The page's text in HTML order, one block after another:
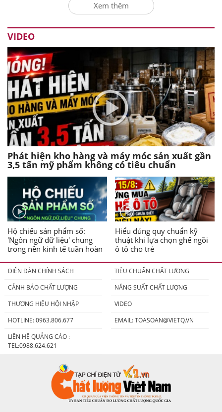
Xem thêm
VIDEO
Phát hiện kho hàng và máy móc sản xuất gần
3,5 tấn mỹ phẩm không có tiêu chuẩn
Hộ chiếu sản phẩm số:
'Ngôn ngữ dữ liệu' chung
trong nền kinh tế tuần hoàn
Hiểu đúng quy chuẩn kỹ
thuật khi lựa chọn ghế ngồi
ô tô cho trẻ
DIỄN ĐÀN CHÍNH SÁCH
TIÊU CHUẨN CHẤT LƯỢNG
CẢNH BÁO CHẤT LƯỢNG
NĂNG SUẤT CHẤT LƯỢNG
THƯƠNG HIỆU HỘI NHẬP
VIDEO
HOTLINE: 0963.806.677
EMAIL:TOASOAN@VIETQ.VN
LIÊN HỆ QUẢNG CÁO :
TEL:0988.624.621